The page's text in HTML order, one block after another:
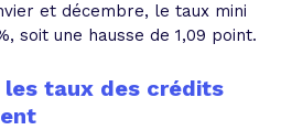
et décembre, le taux mini
soit une hausse de 1,09 point.
taux des crédits